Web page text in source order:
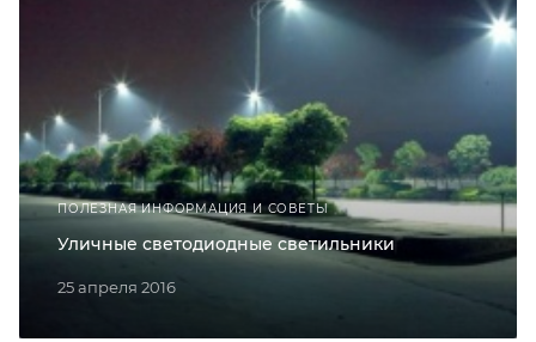
ПОЛЕЗНАЯ ИНФОРМАЦИЯ И СОВЕТЫ
25 апреля 2016
Уличные светодиодные светильники